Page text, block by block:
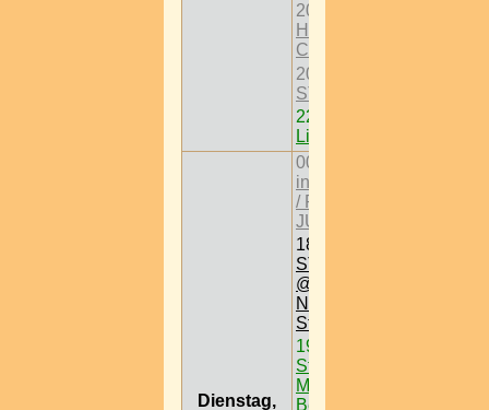
20:00
House Theatre
Company,
20:00
STOCKERAU 2014
22:00
Life Tour
Dienstag,
00:00
in the Park-Open Air
/ ROMEO UND
JULIA
18:00
STOCKERAU 2014
@ Rathausplatz >
Nö < 2000
Stockerau
19:00
Stehachterl -
Magazin > W > 1
Bez.